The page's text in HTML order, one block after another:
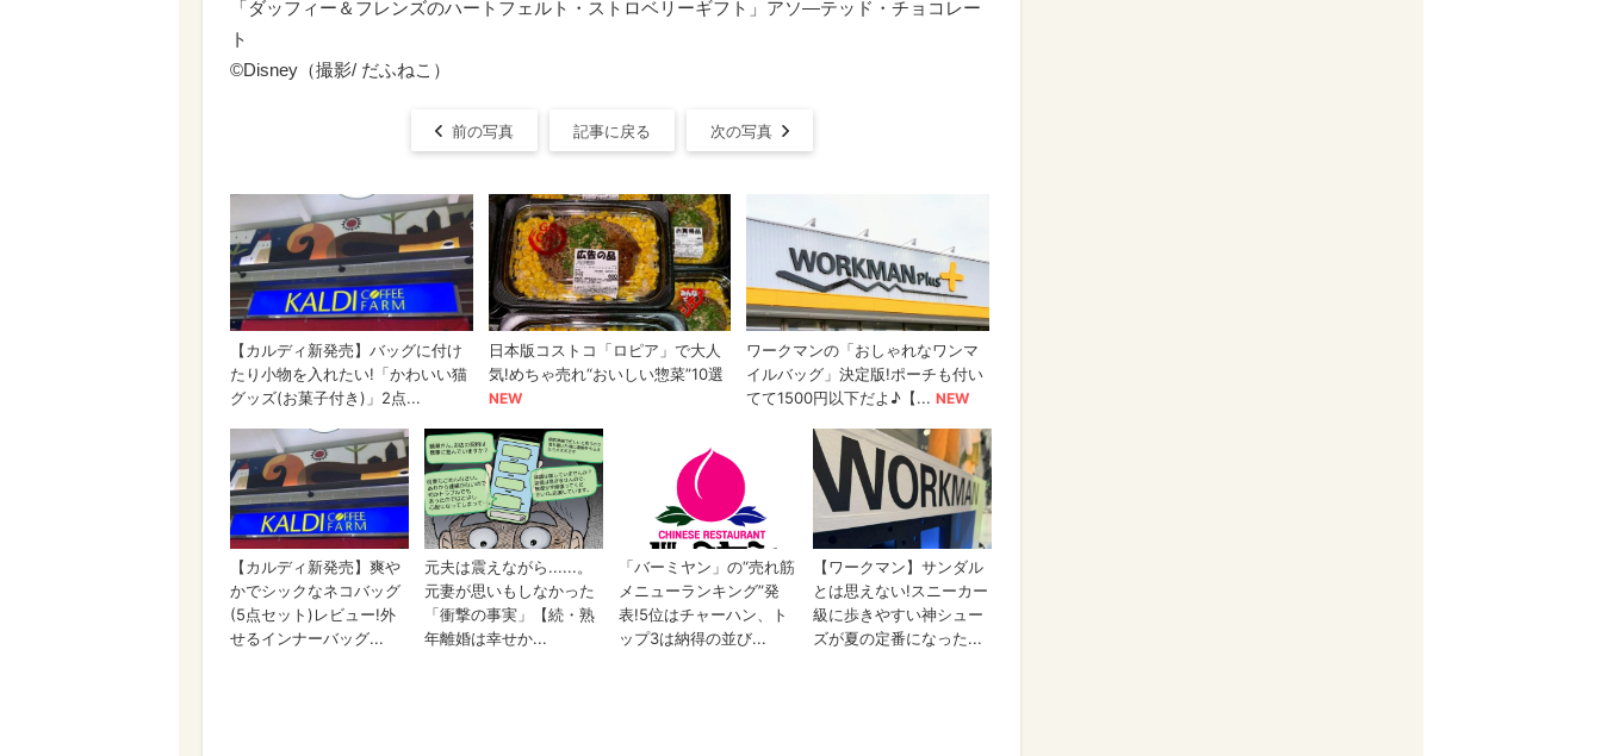
「ダッフィー＆フレンズのハートフェルト・ストロベリーギフト」アソ―テッド・チョコレー
ト
©Disney（撮影/ だふねこ）
前の写真 記事に戻る 次の写真